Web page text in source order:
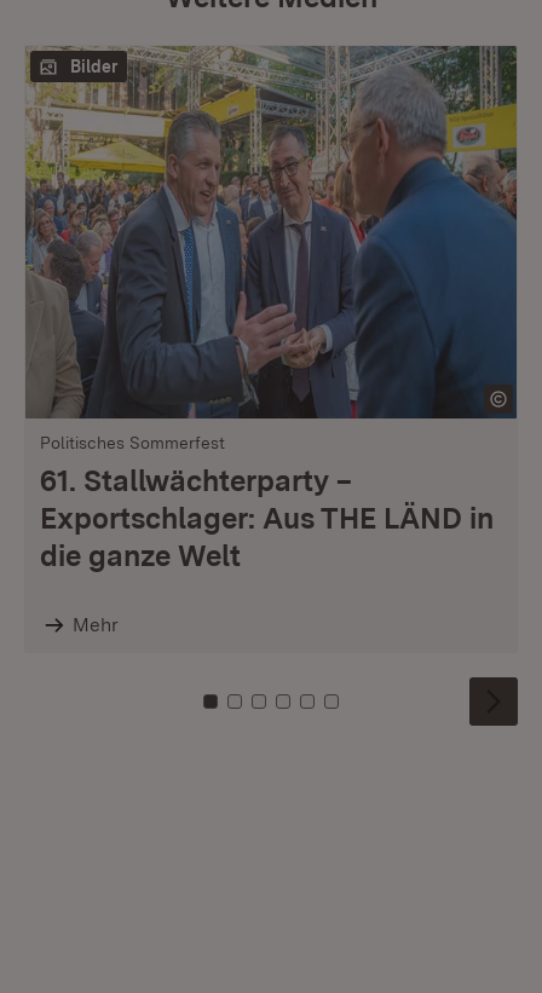
Bilder
Politisches Sommerfest
61. Stallwächterparty –
Exportschlager: Aus THE LÄND in
die ganze Welt
Mehr
Zu Kachel: 0
Zu Kachel: 1
Zu Kachel: 2
Zu Kachel: 3
Zu Kachel: 4
Zu Kachel: 5